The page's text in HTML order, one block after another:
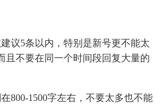
5条以内，特别是新号更不能太
且不要在同一个时间段回复大量的
1500字左右，不要太多也不能